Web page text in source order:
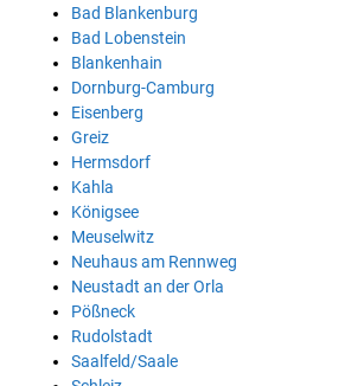
Bad Blankenburg
Bad Lobenstein
Blankenhain
Dornburg-Camburg
Eisenberg
Greiz
Hermsdorf
Kahla
Königsee
Meuselwitz
Neuhaus am Rennweg
Neustadt an der Orla
Pößneck
Rudolstadt
Saalfeld/Saale